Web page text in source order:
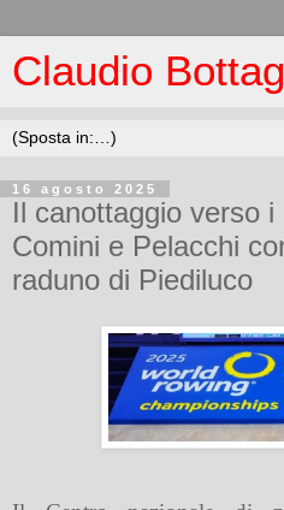
Claudio
16 agosto 2025
Il canottaggio verso
Comini e Pelacchi
raduno di Piediluco